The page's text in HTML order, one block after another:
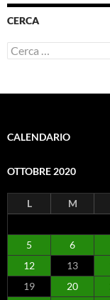
CERCA
Ricerca
per:
CALENDARIO
OTTOBRE 2020
L M
5
6
12
13
19
20